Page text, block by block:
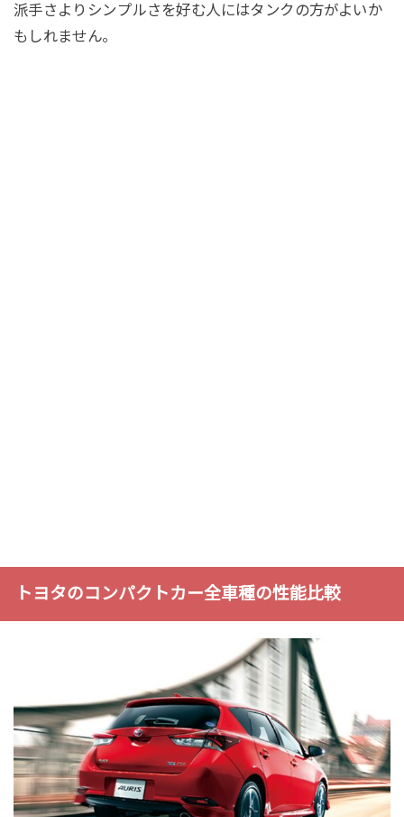
派手さよりシンプルさを好む人にはタンクの方がよいか
もしれません。
トヨタのコンパクトカー全車種の性能比較